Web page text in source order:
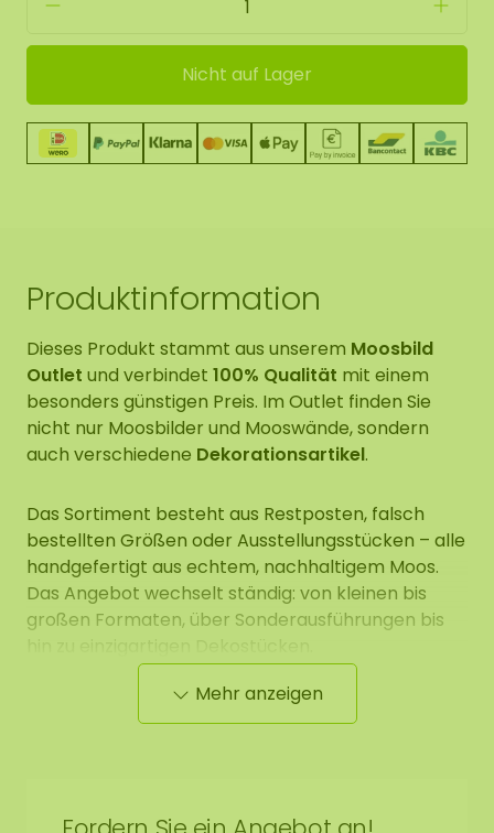
Nicht auf Lager
Produktinformation
Dieses Produkt stammt aus unserem Moosbild
Outlet und verbindet 100% Qualität mit einem
besonders günstigen Preis. Im Outlet finden Sie
nicht nur Moosbilder und Mooswände, sondern
auch verschiedene Dekorationsartikel.
Das Sortiment besteht aus Restposten, falsch
bestellten Größen oder Ausstellungsstücken – alle
handgefertigt aus echtem, nachhaltigem Moos.
Das Angebot wechselt ständig: von kleinen bis
großen Formaten, über Sonderausführungen bis
So holen Sie sich ein stilvolles und natürliches
Kunstwerk oder Wohnaccessoire ins Haus, das
Mehr anzeigen